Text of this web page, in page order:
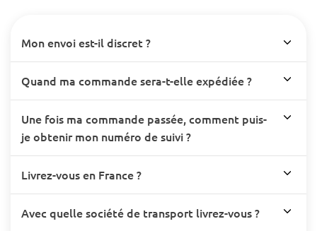
Mon envoi est-il discret ?
Quand ma commande sera-t-elle expédiée ?
Une fois ma commande passée, comment puis-
je obtenir mon numéro de suivi ?
Livrez-vous en France ?
Avec quelle société de transport livrez-vous ?